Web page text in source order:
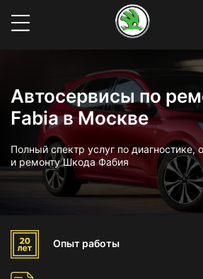
Автосервисы по
Fabia в Москве
Полный спектр услуг по диагностике,
и ремонту Шкода Фабия
Опыт работы